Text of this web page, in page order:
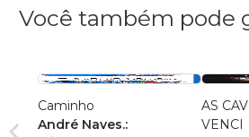
Você também pode
Caminho
André Naves.:
AS
VENCI